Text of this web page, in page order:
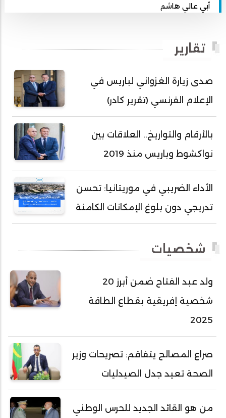
أبي عالي هاشم
أحمد بداه
أحمد دداهي مختار
أحمد زيدان ولد محمد محمود
أحمد سالم بكار
أحمد سالم ولد بده
أحمد سالم ولد بكار
أحمد سيد أحمد أج
أحمد طالب ولد محمد
أحمد عبد الله أحمد مسكه
أحمد محفوظ حسني
أحمد محمد عبدالرحمن أمين
أحمد محمود محمد المامي النيسان
أحمد هارون الشيخ سيديا
أحمد ولد آبه
أحمد ولد الديه
تقارير
صدى زيارة الغزواني لباريس في
الإعلام الفرنسي (تقرير كادر)
بالأرقام والتواريخ.. العلاقات بين
نواكشوط وباريس منذ 2019
الأداء الضريبي في موريتانيا: تحسن
تدريجي دون بلوغ الإمكانات الكامنة
شخصيات
ولد عبد الفتاح ضمن أبرز 20
شخصية إفريقية بقطاع الطاقة
2025
صراع المصالح يتفاقم: تصريحات وزير
الصحة تعيد جدل الصيدليات
من هو القائد الجديد للحرس الوطني